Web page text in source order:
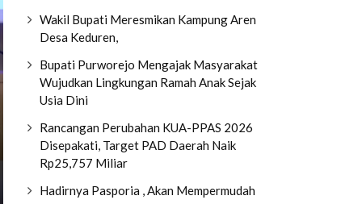
Wakil Bupati Meresmikan Kampung Aren
Desa Keduren,
Bupati Purworejo Mengajak Masyarakat
Wujudkan Lingkungan Ramah Anak Sejak
Usia Dini
Rancangan Perubahan KUA-PPAS 2026
Disepakati, Target PAD Daerah Naik
Rp25,757 Miliar
Hadirnya Pasporia , Akan Mempermudah